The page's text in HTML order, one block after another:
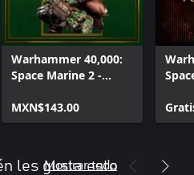
Warhammer 40,000:
Space Marine 2 -
Champion Pack 2
MXN$143.00
les gusta esto
Mostrar todo